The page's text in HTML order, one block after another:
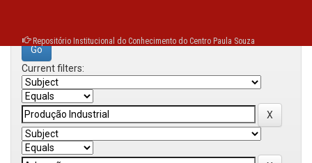
Repositório Institucional do Conhecimento do Centro Paula Souza
Current filters: